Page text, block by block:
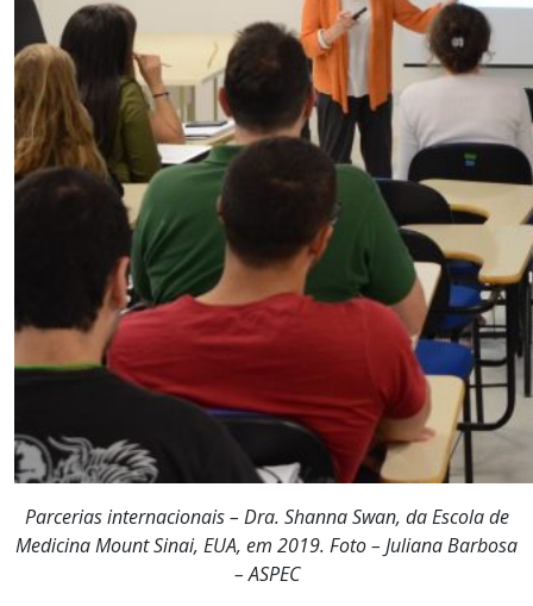
Parcerias internacionais – Dra. Shanna Swan, da Escola de
Medicina Mount Sinai, EUA, em 2019. Foto – Juliana Barbosa
– ASPEC